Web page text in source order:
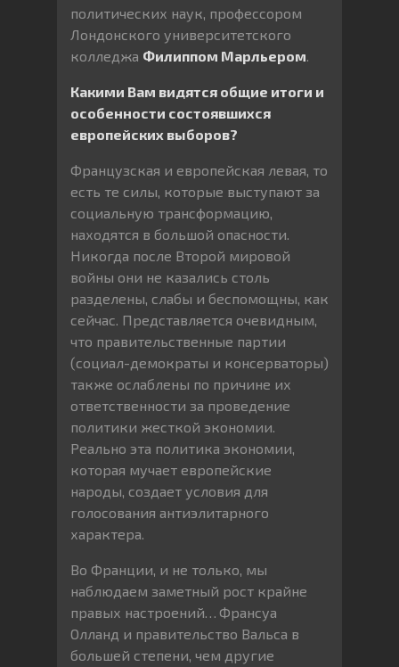
политических наук, профессором
Лондонского университетского
колледжа Филиппом Марльером.
Какими Вам видятся общие итоги и
особенности состоявшихся
европейских выборов?
Французская и европейская левая, то
есть те силы, которые выступают за
социальную трансформацию,
находятся в большой опасности.
Никогда после Второй мировой
войны они не казались столь
разделены, слабы и беспомощны, как
сейчас. Представляется очевидным,
что правительственные партии
(социал-демократы и консерваторы)
также ослаблены по причине их
ответственности за проведение
политики жесткой экономии.
Реально эта политика экономии,
которая мучает европейские
народы, создает условия для
голосования антиэлитарного
характера.
Во Франции, и не только, мы
наблюдаем заметный рост крайне
правых настроений… Франсуа
Олланд и правительство Вальса в
большей степени, чем другие